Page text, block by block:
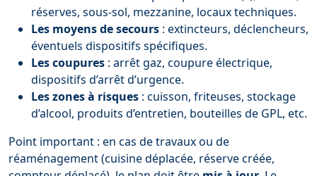
réserves, sous-sol, mezzanine, locaux techniques.
Les moyens de secours : extincteurs, déclencheurs,
éventuels dispositifs spécifiques.
Les coupures : arrêt gaz, coupure électrique,
dispositifs d’arrêt d’urgence.
Les zones à risques : cuisson, friteuses, stockage
d’alcool, produits d’entretien, bouteilles de GPL, etc.
Point important : en cas de travaux ou de
réaménagement (cuisine déplacée, réserve créée,